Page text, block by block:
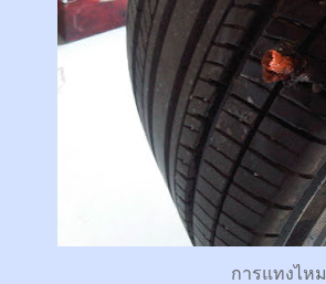
การแทงไหม